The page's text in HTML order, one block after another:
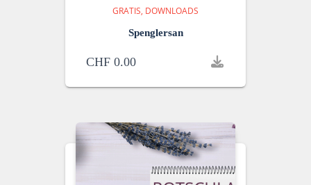
GRATIS DOWNLOADS
Spenglersan
CHF 0.00